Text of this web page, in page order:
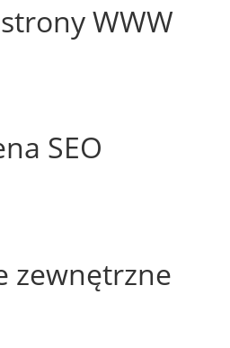
WWW
SEO
zewnętrzne